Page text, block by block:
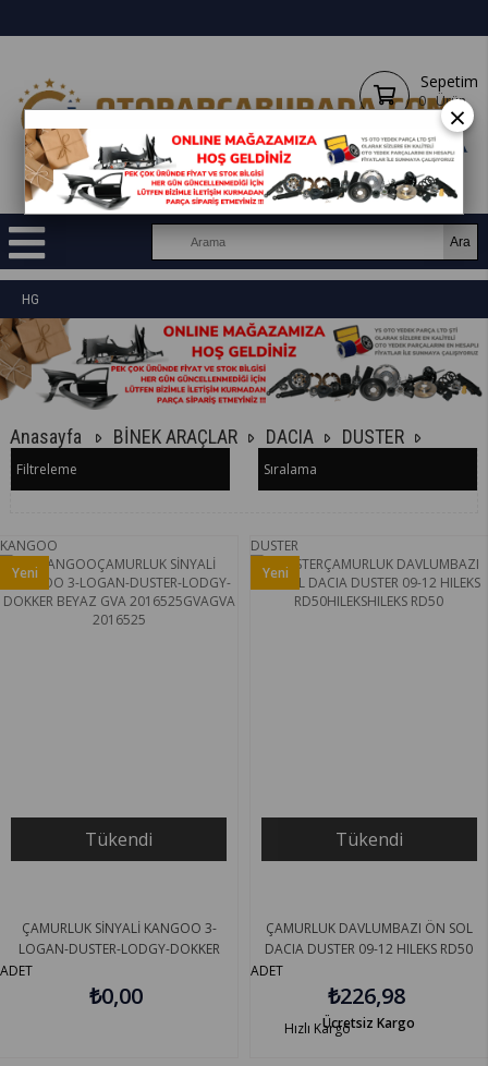
Sepetim
0 Ürün
HG
Anasayfa BİNEK ARAÇLAR DACIA DUSTER
Filtreleme Sıralama
KANGOO
Tükendi
ÇAMURLUK SİNYALİ KANGOO 3-
LOGAN-DUSTER-LODGY-DOKKER
ADET
₺0,00
Yeni
Ürün
DUSTER
Tükendi
ÇAMURLUK DAVLUMBAZI ÖN SOL
DACIA DUSTER 09-12 HILEKS RD50
ADET
₺226,98
Ücretsiz Kargo
Yeni
Hızlı Kargo
×